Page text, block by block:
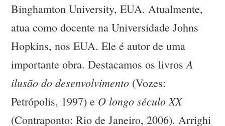
Binghamton University, EUA. Atualmente,
atua como docente na Universidade Johns
Hopkins, nos EUA. Ele é autor de uma
importante obra. Destacamos os livrosA
ilusão do desenvolvimento (Vozes:
Petrópolis, 1997) e O longo século XX
(Contraponto: Rio de Janeiro, 2006). Arrighi